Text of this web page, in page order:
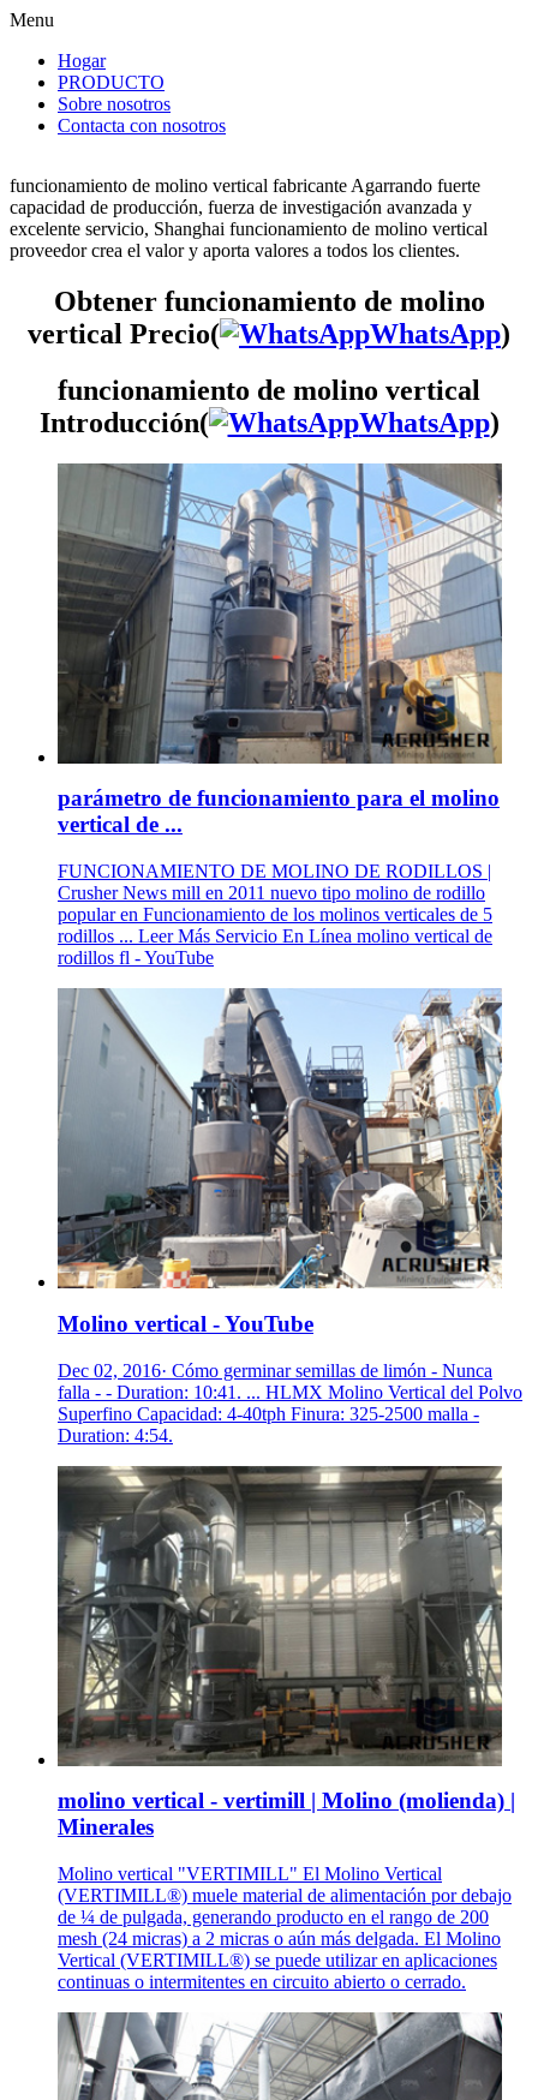
Menu
Hogar
PRODUCTO
Sobre nosotros
Contacta con nosotros
funcionamiento de molino vertical fabricante Agarrando fuerte
capacidad de producción, fuerza de investigación avanzada y
excelente servicio, Shanghai funcionamiento de molino vertical
proveedor crea el valor y aporta valores a todos los clientes.
Obtener funcionamiento de molino
vertical Precio(
WhatsApp)
funcionamiento de molino vertical
Introducción(
WhatsApp)
parámetro de funcionamiento para el molino
vertical de ...
FUNCIONAMIENTO DE MOLINO DE RODILLOS |
Crusher News mill en 2011 nuevo tipo molino de rodillo
popular en Funcionamiento de los molinos verticales de 5
rodillos ... Leer Más Servicio En Línea molino vertical de
rodillos fl - YouTube
Molino vertical - YouTube
Dec 02, 2016· Cómo germinar semillas de limón - Nunca
falla - - Duration: 10:41. ... HLMX Molino Vertical del Polvo
Superfino Capacidad: 4-40tph Finura: 325-2500 malla -
Duration: 4:54.
molino vertical - vertimill | Molino (molienda) |
Minerales
Molino vertical "VERTIMILL" El Molino Vertical
(VERTIMILL®) muele material de alimentación por debajo
de ¼ de pulgada, generando producto en el rango de 200
mesh (24 micras) a 2 micras o aún más delgada. El Molino
Vertical (VERTIMILL®) se puede utilizar en aplicaciones
continuas o intermitentes en circuito abierto o cerrado.